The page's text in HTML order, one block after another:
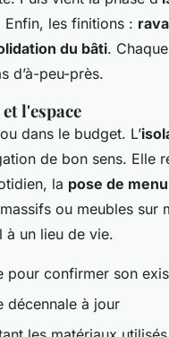
les finitions :
du bâti.
d’à-peu-près.
l'espace
dans le budget. L’
de bon sens. Elle
la pose de
ou meubles sur
à un lieu de vie.
pour confirmer son
décennale à jour